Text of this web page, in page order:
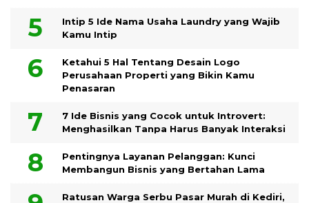
Intip 5 Ide Nama Usaha Laundry yang Wajib
Kamu Intip
Ketahui 5 Hal Tentang Desain Logo
Perusahaan Properti yang Bikin Kamu
Penasaran
7 Ide Bisnis yang Cocok untuk Introvert:
Menghasilkan Tanpa Harus Banyak Interaksi
Pentingnya Layanan Pelanggan: Kunci
Membangun Bisnis yang Bertahan Lama
Ratusan Warga Serbu Pasar Murah di Kediri,